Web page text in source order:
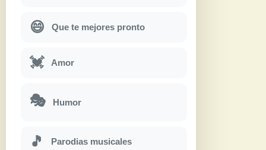
😄 Que te mejores pronto
💓 Amor
🎭 Humor
🎵 Parodias musicales